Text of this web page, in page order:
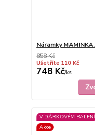
Náramky
858 Kč
Ušetříte 110 Kč
748 Kč/ks
V DÁRKOVÉM BALENÍ
Akce